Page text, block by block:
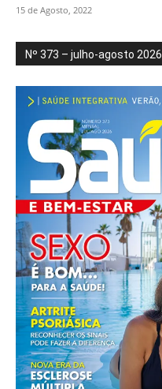
15 de Agosto, 2022
Nº 373 – julho-agosto 2026